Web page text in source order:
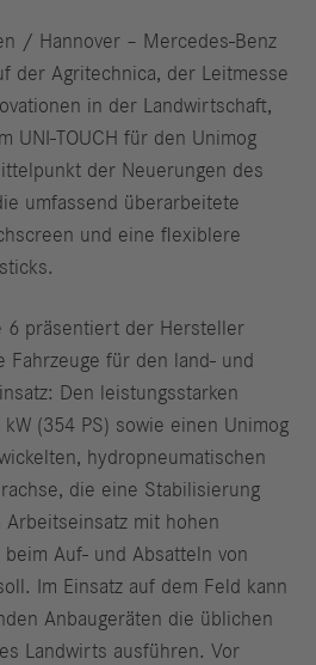
/ Hannover – Mercedes-Benz
der Agritechnica, der Leitmesse
in der Landwirtschaft,
UNI-TOUCH für den Unimog
der Neuerungen des
umfassend überarbeitete
und eine flexiblere
6 präsentiert der Hersteller
Fahrzeuge für den land- und
Den leistungsstarken
(354 PS) sowie einen Unimog
hydropneumatischen
die eine Stabilisierung
mit hohen
Auf- und Absatteln von
Im Einsatz auf dem Feld kann
Anbaugeräten die üblichen
Landwirts ausführen. Vor